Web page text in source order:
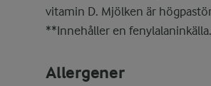
vitamin D. Mjölken är
**Innehåller en fenylalaninkälla.
Allergener